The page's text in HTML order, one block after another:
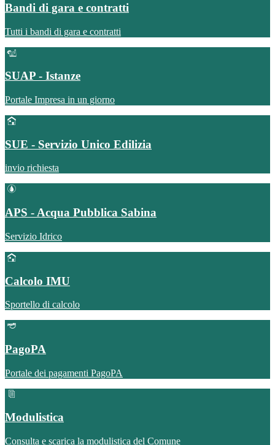
Bandi di gara e contratti
Tutti i bandi di gara e contratti
SUAP - Istanze
Portale Impresa in un giorno
SUE - Servizio Unico Edilizia
invio richiesta
APS - Acqua Pubblica Sabina
Servizio Idrico
Calcolo IMU
Sportello di calcolo
PagoPA
Portale dei pagamenti PagoPA
Modulistica
Consulta e scarica la modulistica del Comune